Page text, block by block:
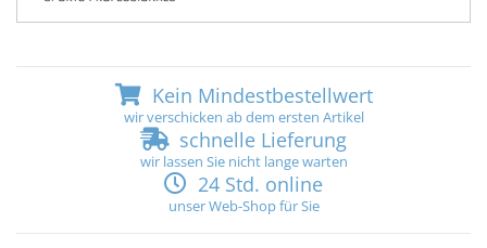
Kein Mindestbestellwert
wir verschicken ab dem ersten Artikel
schnelle Lieferung
wir lassen Sie nicht lange warten
24 Std. online
unser Web-Shop für Sie